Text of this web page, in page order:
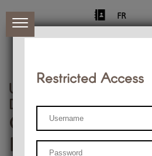
FR
University of Liège
Départment of
Center for
Research
Restricted Access